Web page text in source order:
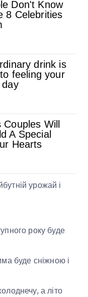
урожай і
року буде
буде сніжною і
а літо